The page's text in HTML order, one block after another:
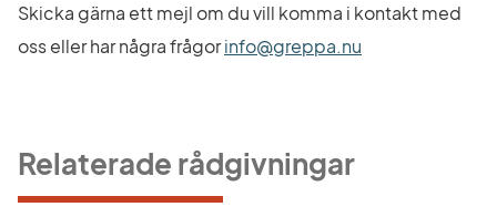
Skicka gärna ett mejl om du vill komma i kontakt med
oss eller har några frågor info@greppa.nu
Relaterade rådgivningar